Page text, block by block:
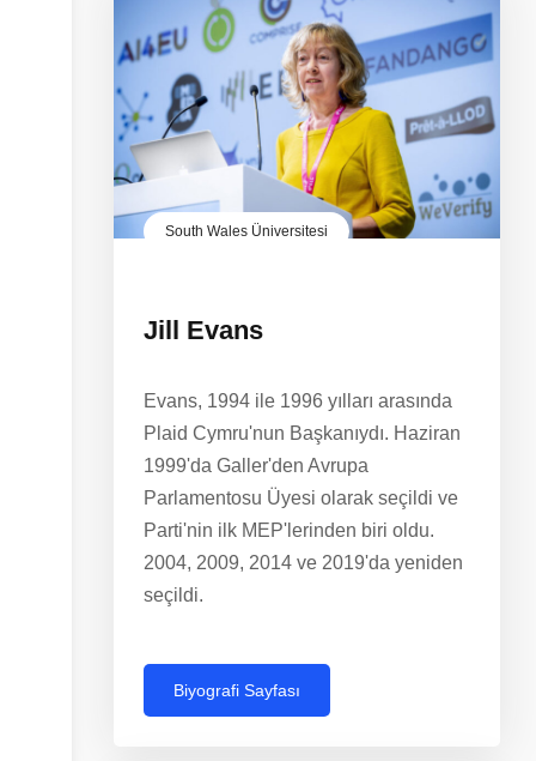
South Wales Üniversitesi
Jill Evans
Evans, 1994 ile 1996 yılları arasında
Plaid Cymru'nun Başkanıydı. Haziran
1999'da Galler'den Avrupa
Parlamentosu Üyesi olarak seçildi ve
Parti'nin ilk MEP'lerinden biri oldu.
2004, 2009, 2014 ve 2019'da yeniden
seçildi.
Biyografi Sayfası